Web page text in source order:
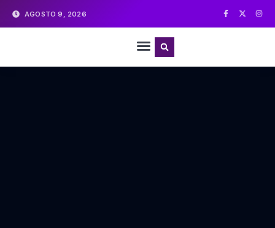
AGOSTO 9, 2026